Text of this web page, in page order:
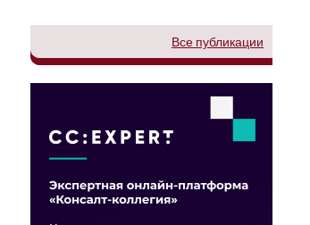
Все публикации